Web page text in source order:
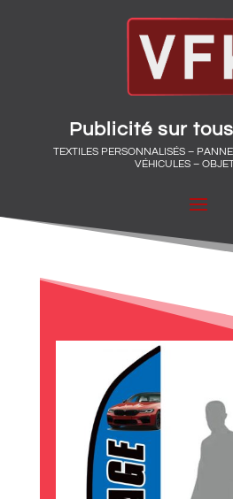
Publicité sur
TEXTILES PERSONNALISÉS –
VÉHICULES –